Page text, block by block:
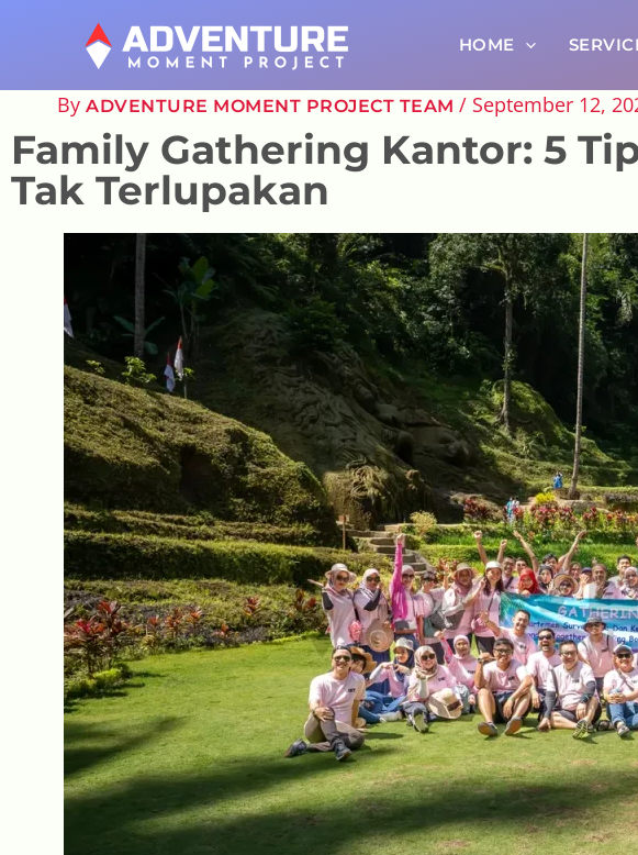
HOME
By ADVENTURE MOMENT PROJECT TEAM / September 12,
Family Gathering Kantor: 5
Tak Terlupakan